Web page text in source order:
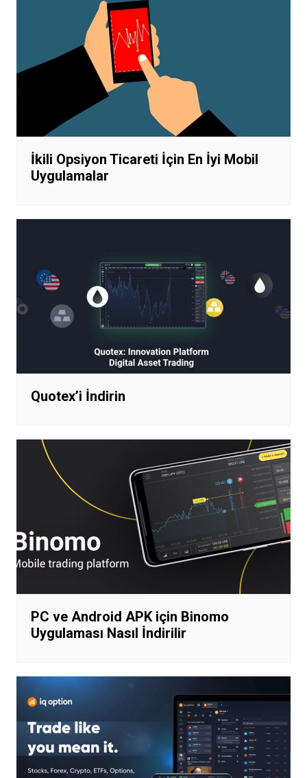
İkili Opsiyon Ticareti İçin En İyi Mobil
Uygulamalar
Quotex’i İndirin
PC ve Android APK için Binomo
Uygulaması Nasıl İndirilir